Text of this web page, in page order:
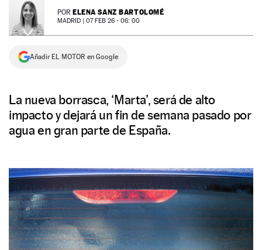
NEWSLETTER POR ELENA SANZ BARTOLOMÉ
MADRID | 07 FEB 26 - 06: 00
Añadir EL MOTOR en Google
La nueva borrasca, ‘Marta’, será de alto
impacto y dejará un fin de semana pasado por
agua en gran parte de España.